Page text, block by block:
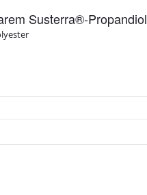
Susterra®-Propandiol